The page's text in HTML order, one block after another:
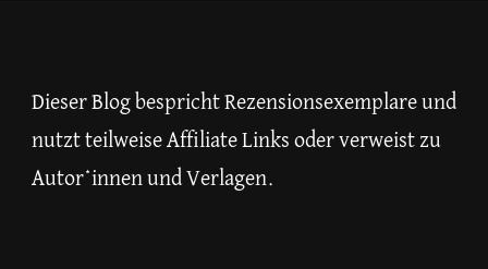
Dieser Blog bespricht Rezensionsexemplare und
nutzt teilweise Affiliate Links oder verweist zu
Autor*innen und Verlagen.